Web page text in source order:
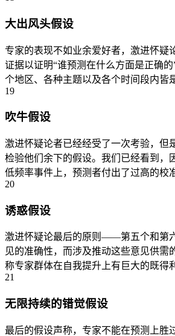
大出风头假设
专家的表现不如业余爱好者，激进怀疑
证据以证明“谁预测在什么方面是正确
个地区、各种主题以及各个时间段内
19
吹牛假设
激进怀疑论者已经经受了一次考验，但
检验他们余下的假设。我们已经看到，
低频率事件上，预测者付出了过高的校
20
诱惑假设
激进怀疑论最后的原则——第五个和第
见的准确性，而涉及推动这些意见供需
称专家群体在自我提升上有巨大的既得
21
无限持续的错觉假设
最后的假设声称，专家不能在预测上胜